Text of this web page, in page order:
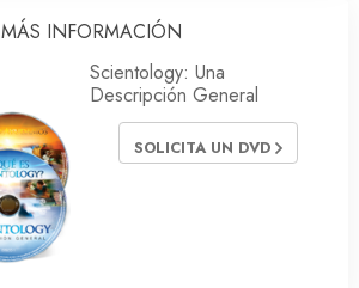
MÁS INFORMACIÓN
Scientology: Una
Descripción General
SOLICITA UN DVD